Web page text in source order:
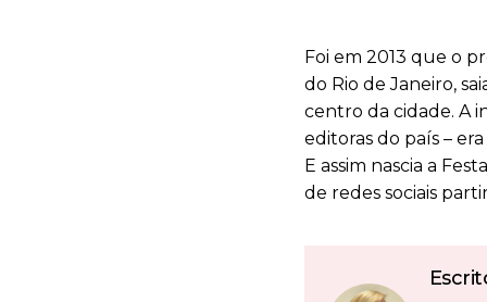
Foi em 2013 que o
do Rio de Janeiro,
centro da cidade. A
editoras do país –
E assim nascia a
de redes sociais